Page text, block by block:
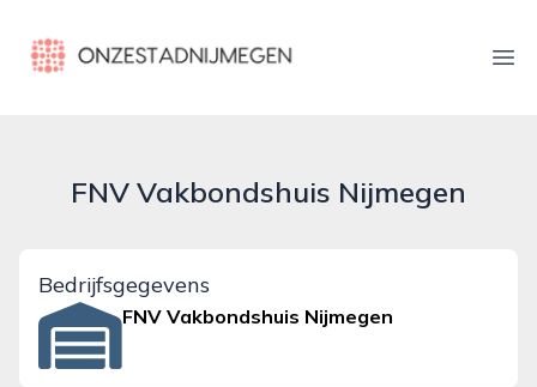
onzestadnijmegen.nl
FNV Vakbondshuis Nijmegen
Bedrijfsgegevens
FNV Vakbondshuis Nijmegen